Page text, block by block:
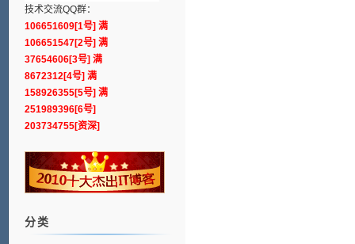
技术交流QQ群：
106651609[1号] 满
106651547[2号] 满
37654606[3号] 满
8672312[4号] 满
158926355[5号] 满
251989396[6号]
203734755[资深]
分类